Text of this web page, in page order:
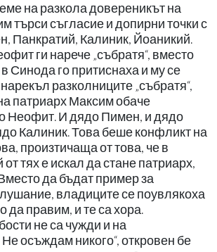
на разкола довереникът на
търси съгласие и допирни точки с
Панкратий, Калиник, Йоаникий.
ги нарече „събратя“, вместо
Синода го притиснаха и му се
разколниците „събратя“,
патриарх Максим обаче
Неофит. И дядо Пимен, и дядо
Калиник. Това беше конфликт на
произтичаща от това, че в
тях е искал да стане патриарх,
да бъдат пример за
владиците се поувлякоха
да правим, и те са хора.
не са чужди и на
осъждам никого“, откровен бе